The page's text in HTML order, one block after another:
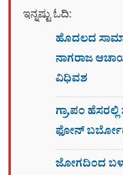
ಇನ್ನಷ್ಟು ಓದಿ:
ಹೊದಲದ
ನಾಗರಾಜ
ವಿಧಿವಶ
ಗ್ರಾ,ಪಂ
ಫೋನ್​
ಜೋಗದಿಂದ